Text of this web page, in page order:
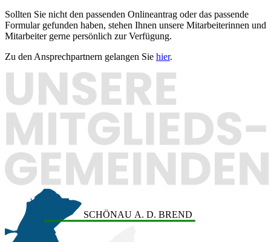
Sollten Sie nicht den passenden Onlineantrag oder das passende
Formular gefunden haben, stehen Ihnen unsere Mitarbeiterinnen und
Mitarbeiter gerne persönlich zur Verfügung.
Zu den Ansprechpartnern gelangen Sie hier.
SCHÖNAU A. D. BREND